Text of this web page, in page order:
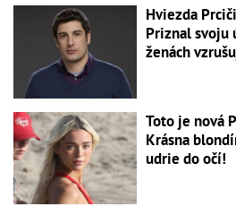
Hviezda
Priznal svoju
ženách
Toto je nová
Krásna
udrie do očí!